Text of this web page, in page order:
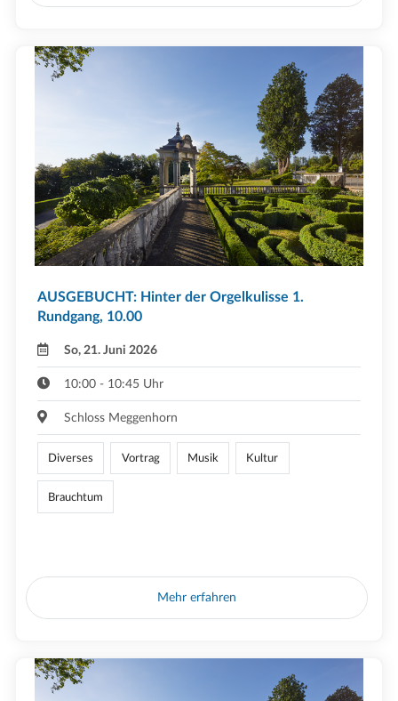
AUSGEBUCHT: Hinter der Orgelkulisse 1.
Rundgang, 10.00
So, 21. Juni 2026
10:00 - 10:45 Uhr
Schloss Meggenhorn
Diverses Vortrag Musik Kultur
Brauchtum
Mehr erfahren